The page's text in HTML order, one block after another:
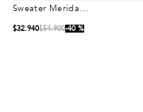
Sweater Merida
Melange
$32.940$54.900 40 %